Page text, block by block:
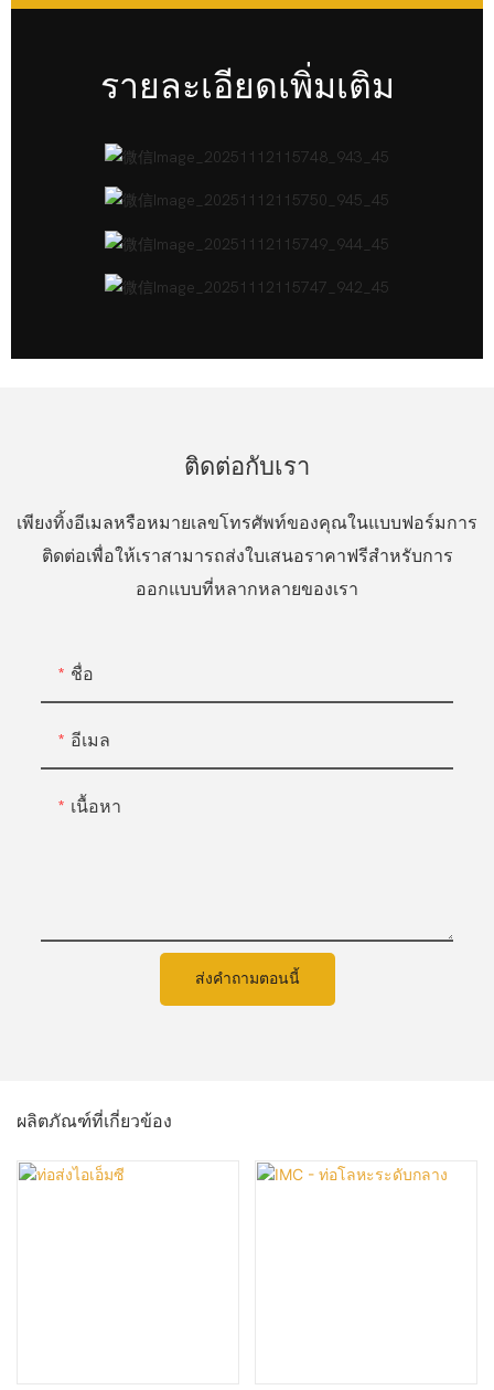
รายละเอียดเพิ่มเติม
ติดต่อกับเรา
เพียงทิ้งอีเมลหรือหมายเลขโทรศัพท์ของคุณในแบบฟอร์มการ
ติดต่อเพื่อให้เราสามารถส่งใบเสนอราคาฟรีสำหรับการ
ออกแบบที่หลากหลายของเรา
ชื่อ
อีเมล
เนื้อหา
ส่งคำถามตอนนี้
ผลิตภัณฑ์ที่เกี่ยวข้อง